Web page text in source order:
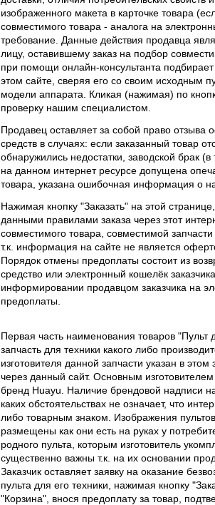
изображенного макета в карточке товара
совместимого товара - аналога на
требование. Данные действия продавца
лицу, оставившему заказ на подбор
при помощи онлайн-консультанта
этом сайте, сверяя его со своим исходным
модели аппарата. Кликая (нажимая) по
проверку нашим специалистом.
Продавец оставляет за собой право
средств в случаях: если заказанный товар
обнаружились недостатки, заводской брак
на данном интернет ресурсе допущена
товара, указана ошибочная информация о
Нажимая кнопку "Заказать" на этой
данными правилами заказа через этот
совместимого товара, совместимой
т.к. информация на сайте не является
Порядок отмены предоплаты состоит из
средство или электронный кошелёк
информировании продавцом заказчика на
предоплаты.
Первая часть наименования товаров
запчасть для техники какого либо
изготовителя данной запчасти указан в
через данный сайт. Основным
бренд Huayu. Наличие брендовой надписи
каких обстоятельствах не означает, что
либо товарным знаком. Изображения
размещены как они есть на руках у
родного пульта, которым изготовитель
существенно важны т.к. на их основании
Заказчик оставляет заявку на оказание
пульта для его техники, нажимая кнопку
"Корзина", внося предоплату за товар,